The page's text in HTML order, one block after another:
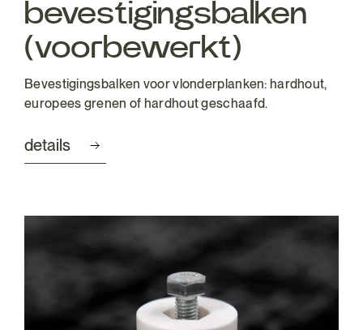
bevestigingsbalken
(voorbewerkt)
Bevestigingsbalken voor vlonderplanken: hardhout,
europees grenen of hardhout geschaafd.
details